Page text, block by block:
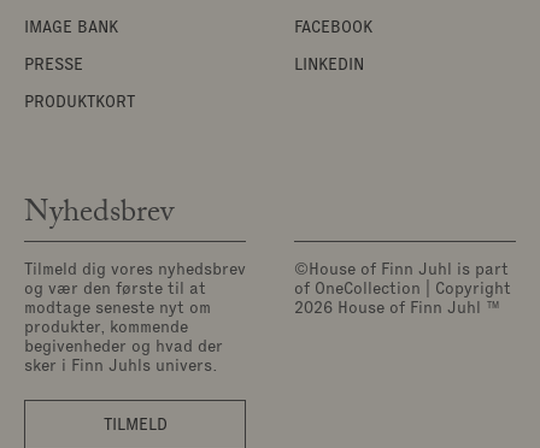
IMAGE BANK
PRESSE
PRODUKTKORT
FACEBOOK
LINKEDIN
Nyhedsbrev
Tilmeld dig vores nyhedsbrev
og vær den første til at
modtage seneste nyt om
produkter, kommende
begivenheder og hvad der
sker i Finn Juhls univers.
TILMELD
©House of Finn Juhl is part
of OneCollection | Copyright
2026 House of Finn Juhl ™